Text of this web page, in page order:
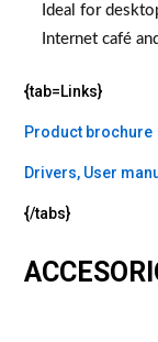
Ideal for
Internet café
{tab=Links}
Product brochure
Drivers, User
{/tabs}